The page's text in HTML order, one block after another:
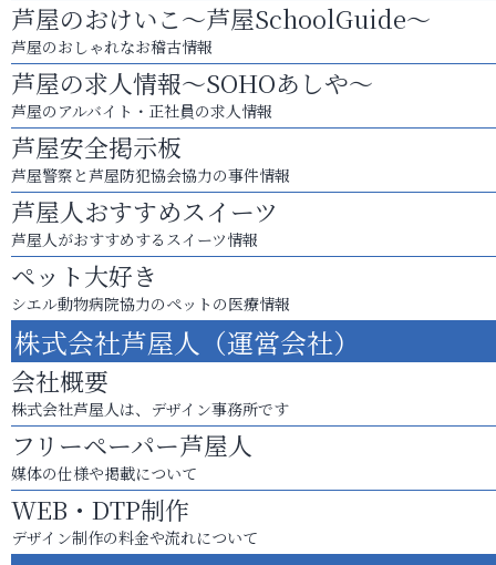
芦屋のおけいこ～芦屋SchoolGuide～
芦屋のおしゃれなお稽古情報
芦屋の求人情報～SOHOあしや～
芦屋のアルバイト・正社員の求人情報
芦屋安全掲示板
芦屋警察と芦屋防犯協会協力の事件情報
芦屋人おすすめスイーツ
芦屋人がおすすめするスイーツ情報
ペット大好き
シエル動物病院協力のペットの医療情報
株式会社芦屋人（運営会社）
会社概要
株式会社芦屋人は、デザイン事務所です
フリーペーパー芦屋人
媒体の仕様や掲載について
WEB・DTP制作
デザイン制作の料金や流れについて